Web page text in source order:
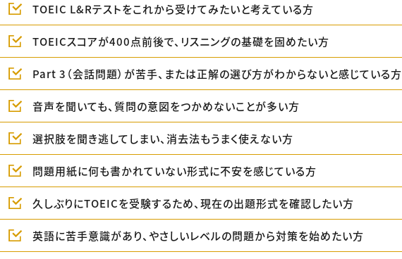
TOEIC L&Rテストをこれから受けてみたいと考えている方
TOEICスコアが400点前後で、リスニングの基礎を固めたい方
Part 3（会話問題）が苦手、または正解の選び方がわからないと感じている方
音声を聞いても、質問の意図をつかめないことが多い方
選択肢を聞き逃してしまい、消去法もうまく使えない方
問題用紙に何も書かれていない形式に不安を感じている方
久しぶりにTOEICを受験するため、現在の出題形式を確認したい方
英語に苦手意識があり、やさしいレベルの問題から対策を始めたい方